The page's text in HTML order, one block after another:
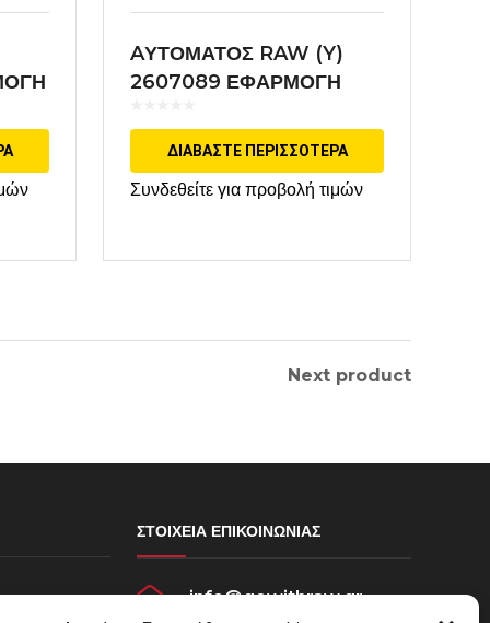
AΥΤΟΜΑΤΟΣ RAW (Y)
2607089 ΕΦΑΡΜΟΓΗ
ΔΙΑΒΆΣΤΕ ΠΕΡΙΣΣΌΤΕΡΑ
Συνδεθείτε για προβολή τιμών
Next product
ΣΤΟΙΧΕΊΑ ΕΠΙΚΟΙΝΩΝΊΑΣ
info@gowithraw.gr